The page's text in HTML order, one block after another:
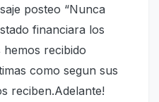
posteo “Nunca
financiara los
recibido
como segun sus
reciben.Adelante!